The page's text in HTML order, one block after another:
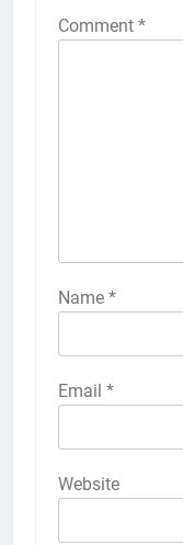
Comment *
Name *
Email *
Website